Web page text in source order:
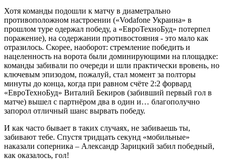
Хотя команды подошли к матчу в диаметрально
противоположном настроении («Vodafone Украина» в
прошлом туре одержал победу, а «ЕвроТехноБуд» потерпел
поражение), на содержании противостояния - это мало как
отразилось. Скорее, наоборот: стремление победить и
нацеленность на ворота были доминирующими на площадке:
команды забивали по очереди и шли практически вровень, но
ключевым эпизодом, пожалуй, стал момент за полторы
минуты до конца, когда при равном счёте 2:2 форвард
«ЕвроТехноБуд» Виталий Бекиров (забивший первый гол в
матче) вышел с партнёром два в один и… благополучно
запорол отличный шанс вырвать победу.
И как часто бывает в таких случаях, не забиваешь ты,
забивают тебе. Спустя тридцать секунд «мобильные»
наказали соперника – Александр Зарицкий забил победный,
как оказалось, гол!